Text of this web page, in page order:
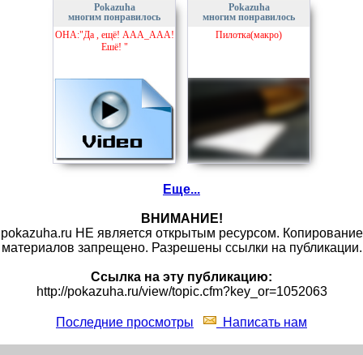
Pokazuha
многим понравилось
ОНА:"Да , ещё! ААА_ААА!
Ешё! "
Pokazuha
многим понравилось
Пилотка(макро)
Еще...
ВНИМАНИЕ!
pokazuha.ru НЕ является открытым ресурсом. Копирование
материалов запрещено. Разрешены ссылки на публикации.
Ссылка на эту публикацию:
http://pokazuha.ru/view/topic.cfm?key_or=1052063
Последние просмотры Написать нам